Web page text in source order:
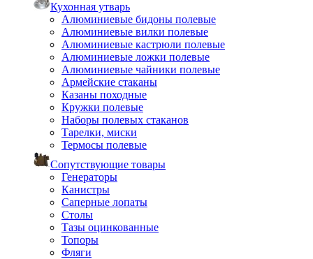
Кухонная утварь
Алюминиевые бидоны полевые
Алюминиевые вилки полевые
Алюминиевые кастрюли полевые
Алюминиевые ложки полевые
Алюминиевые чайники полевые
Армейские стаканы
Казаны походные
Кружки полевые
Наборы полевых стаканов
Тарелки, миски
Термосы полевые
Сопутствующие товары
Генераторы
Канистры
Саперные лопаты
Столы
Тазы оцинкованные
Топоры
Фляги